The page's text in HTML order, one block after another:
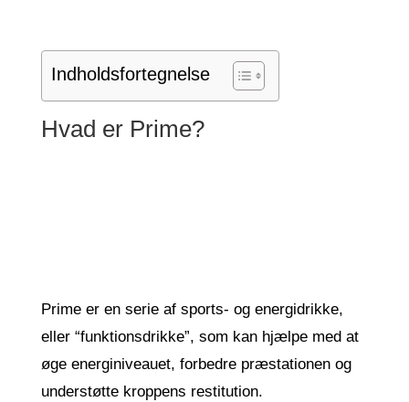
Indholdsfortegnelse
Hvad er Prime?
Prime er en serie af sports- og energidrikke,
eller “funktionsdrikke”, som kan hjælpe med at
øge energiniveauet, forbedre præstationen og
understøtte kroppens restitution.